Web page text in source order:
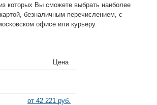
которых Вы сможете выбрать наиболее
безналичным перечислением, с
офисе или курьеру.
Цена
от 42 221 руб.